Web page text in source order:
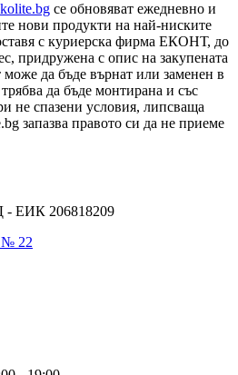
kolite.bg се обновяват ежедневно и
нови продукти на най-ниските
с куриерска фирма ЕКОНТ, до
придружена с опис на закупената
да бъде върнат или заменен в
да бъде монтирана и със
не спазени условия, липсваща
запазва правото си да не приеме
206818209
№ 22